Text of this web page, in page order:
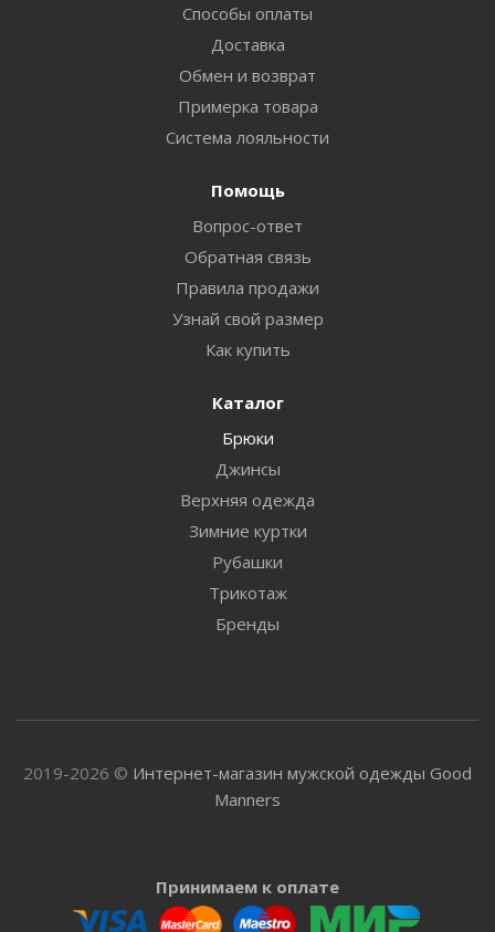
Способы оплаты
Доставка
Обмен и возврат
Примерка товара
Система лояльности
Помощь
Вопрос-ответ
Обратная связь
Правила продажи
Узнай свой размер
Как купить
Каталог
Брюки
Джинсы
Верхняя одежда
Зимние куртки
Рубашки
Трикотаж
Бренды
2019-2026 © Интернет-магазин мужской одежды Good
Manners
Принимаем к оплате